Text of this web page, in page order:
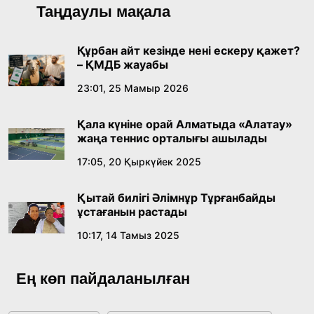
Қонаев қаласының әкімі «Славян базары»
байқауының жеңімпазы Ақерке Амалятты
16:27, 23 Шілде 2026
Қазақ тіліндегі «құт» концептісінің
09:21, 21 Шілде 2026
Абайдың адам тәрбиесі туралы
18:59, 20 Шілде 2026
ме, әлде бәсекелесі ме?
Таңдаулы мақала
Құрбан айт кезінде нені ескеру қажет?
– ҚМДБ жауабы
23:01, 25 Мамыр 2026
Қала күніне орай Алматыда «Алатау»
жаңа теннис орталығы ашылады
17:05, 20 Қыркүйек 2025
Қытай билігі Әлімнұр Тұрғанбайды
ұстағанын растады
10:17, 14 Тамыз 2025
Ең көп пайдаланылған